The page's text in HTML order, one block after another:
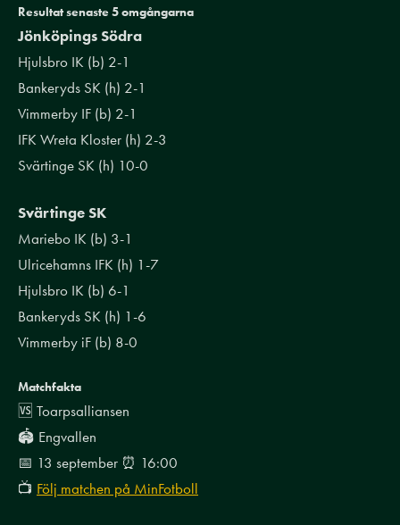
Resultat senaste 5 omgångarna
Jönköpings Södra
Hjulsbro IK (b) 2-1
Bankeryds SK (h) 2-1
Vimmerby IF (b) 2-1
IFK Wreta Kloster (h) 2-3
Svärtinge SK (h) 10-0
Svärtinge SK
Mariebo IK (b) 3-1
Ulricehamns IFK (h) 1-7
Hjulsbro IK (b) 6-1
Bankeryds SK (h) 1-6
Vimmerby iF (b) 8-0
Matchfakta
🆚 Toarpsalliansen
🏟️ Engvallen
📅 13 september ⏰ 16:00
📺 Följ matchen på MinFotboll